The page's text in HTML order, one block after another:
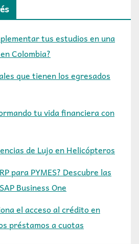
tus estudios en una
Colombia?
que tienen los egresados
tu vida financiera con
de Lujo en Helicópteros
para PYMES? Descubre las
Business One
el acceso al crédito en
préstamos a cuotas